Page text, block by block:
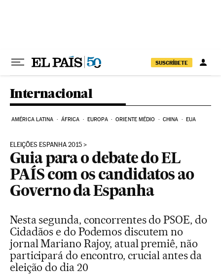
SUSCRÍBETE
Internacional
AMÉRICA LATINA ÁFRICA EUROPA ORIENTE MÉDIO CHINA EUA
ELEIÇÕES ESPANHA 2015
Guia para o debate do EL
PAÍS com os candidatos ao
Governo da Espanha
Nesta segunda, concorrentes do PSOE, do
Cidadãos e do Podemos discutem no
jornal Mariano Rajoy, atual premiê, não
participará do encontro, crucial antes da
eleição do dia 20